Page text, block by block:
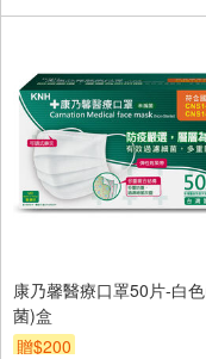
康乃馨醫療口罩50片-白
菌)盒
贈$200